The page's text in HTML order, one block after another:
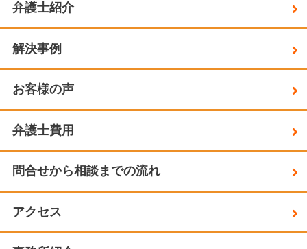
弁護士紹介
解決事例
お客様の声
弁護士費用
問合せから相談までの流れ
アクセス